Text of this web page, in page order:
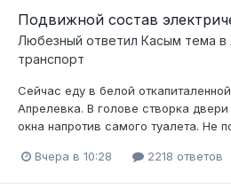
Подвижной состав
Любезный ответил Касым тема в
транспорт
Сейчас еду в белой
Апрелевка. В голове створка двери
окна напротив самого туалета. Не
Вчера в 10:28 2218 ответов